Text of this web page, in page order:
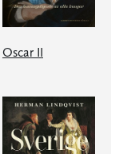
Oscar II